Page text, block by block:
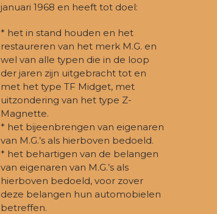
januari 1968 en heeft tot doel:
* het in stand houden en het
restaureren van het merk M.G. en
wel van alle typen die in de loop
der jaren zijn uitgebracht tot en
met het type TF Midget, met
uitzondering van het type Z-
Magnette.
* het bijeenbrengen van eigenaren
van M.G.’s als hierboven bedoeld.
* het behartigen van de belangen
van eigenaren van M.G.’s als
hierboven bedoeld, voor zover
deze belangen hun automobielen
betreffen.